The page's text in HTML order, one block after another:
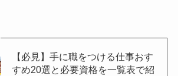
【必見】手に職をつける仕事おす
すめ20選と必要資格を一覧表で紹